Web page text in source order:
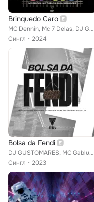
Brinquedo Caro
MC Dennin, Mc 7 Delas, DJ GUSTOMARES
Сингл
2024
Bolsa da Fendi
DJ GUSTOMARES, MC Gabluca, TonyBeatt feat. pretão do mt, Expeditto, Mc A.R
Сингл
2023